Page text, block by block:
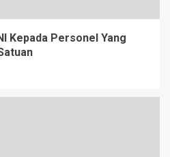
Kepada Personel Yang